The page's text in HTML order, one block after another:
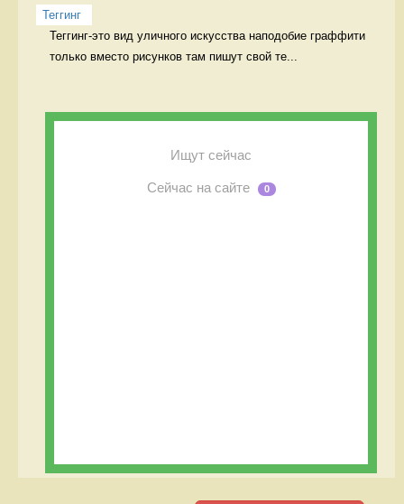
Теггинг
Теггинг-это вид уличного искусства наподобие граффити
только вместо рисунков там пишут свой те...
Ищут сейчас
Сейчас на сайте 0